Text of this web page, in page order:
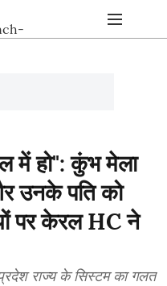
में हो": कुंभ मेला
उनके पति को
पर केरल HC ने
राज्य के सिस्टम का गलत